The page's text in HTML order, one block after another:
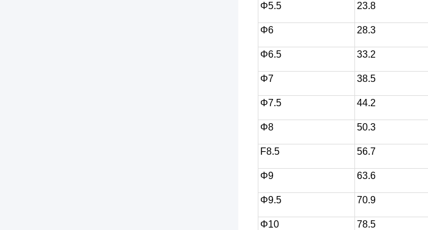
Φ5.5 23.8
Φ6 28.3
Φ6.5 33.2
Φ7 38.5
Φ7.5 44.2
Φ8 50.3
F8.5 56.7
Φ9 63.6
Φ9.5 70.9
Φ10 78.5